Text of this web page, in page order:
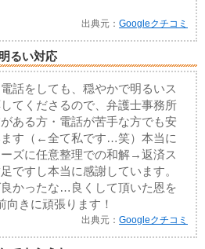
出典元：Googleクチコミ
るい対応
話をしても、穏やかで明るいス
てくださるので、弁護士事務所
ある方・電話が苦手な方でも安
す（←全て私です…笑）本当に
ズに任意整理での和解→返済ス
ですし本当に感謝しています。
かったな…良くして頂いた恩を
向きに頑張ります！
出典元：Googleクチコミ